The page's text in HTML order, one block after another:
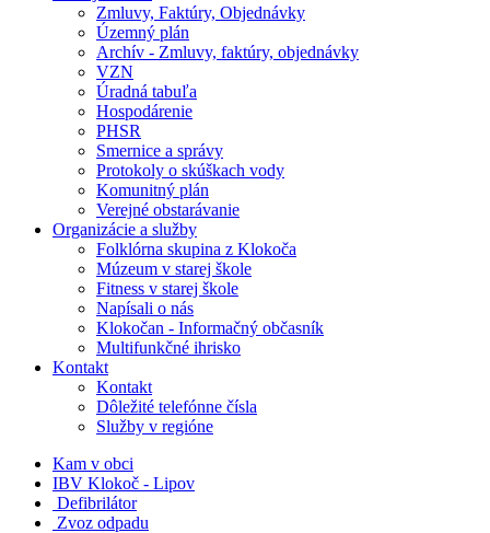
Zmluvy, Faktúry, Objednávky
Územný plán
Archív - Zmluvy, faktúry, objednávky
VZN
Úradná tabuľa
Hospodárenie
PHSR
Smernice a správy
Protokoly o skúškach vody
Komunitný plán
Verejné obstarávanie
Organizácie a služby
Folklórna skupina z Klokoča
Múzeum v starej škole
Fitness v starej škole
Napísali o nás
Klokočan - Informačný občasník
Multifunkčné ihrisko
Kontakt
Kontakt
Dôležité telefónne čísla
Služby v regióne
Kam v obci
IBV Klokoč - Lipov
Defibrilátor
Zvoz odpadu